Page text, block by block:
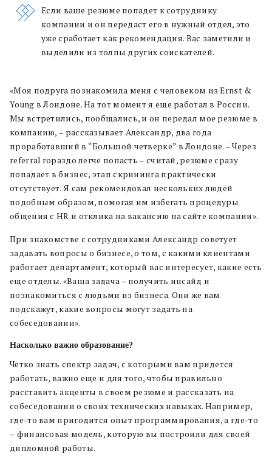
Если ваше резюме попадет к сотруднику
компании и он передаст его в нужный отдел, это
уже сработает как рекомендация. Вас заметили и
выделили из толпы других соискателей.
«Моя подруга познакомила меня с человеком из Ernst &
Young в Лондоне. На тот момент я еще работал в России.
Мы встретились, пообщались, и он передал мое резюме в
компанию, – рассказывает Александр, два года
проработавший в “Большой четверке” в Лондоне. – Через
referral гораздо легче попасть – считай, резюме сразу
попадает в бизнес, этап скрининга практически
отсутствует. Я сам рекомендовал нескольких людей
подобным образом, помогая им избегать процедуры
общения с HR и отклика на вакансию на сайте компании».
При знакомстве с сотрудниками Александр советует
задавать вопросы о бизнесе, о том, с какими клиентами
работает департамент, который вас интересует, какие есть
еще отделы. «Ваша задача – получить инсайд и
познакомиться с людьми из бизнеса. Они же вам
подскажут, какие вопросы могут задать на
собеседовании».
Насколько важно образование?
Четко знать спектр задач, с которыми вам придется
работать, важно еще и для того, чтобы правильно
расставить акценты в своем резюме и рассказать на
собеседовании о своих технических навыках. Например,
где-то вам пригодится опыт программирования, а где-то
– финансовая модель, которую вы построили для своей
дипломной работы.